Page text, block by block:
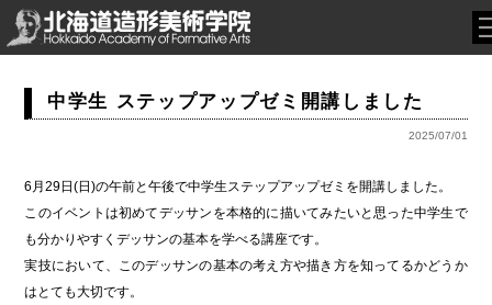
中学生 ステップアップゼミ開講しました
2025/07/01
6月29日(日)の午前と午後で中学生ステップアップゼミを開講しました。
このイベントは初めてデッサンを本格的に描いてみたいと思った中学生で
も分かりやすくデッサンの基本を学べる講座です。
実技において、このデッサンの基本の考え方や描き方を知ってるかどうか
はとても大切です。